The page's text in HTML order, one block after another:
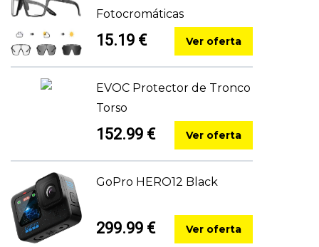
Fotocromáticas
15.19 € Ver oferta
EVOC Protector de Tronco
Torso
152.99 € Ver oferta
GoPro HERO12 Black
299.99 € Ver oferta